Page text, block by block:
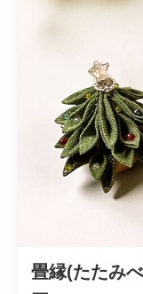
畳縁(たたみ